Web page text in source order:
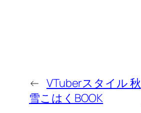
← VTuberスタイル 秋
雪こはくBOOK